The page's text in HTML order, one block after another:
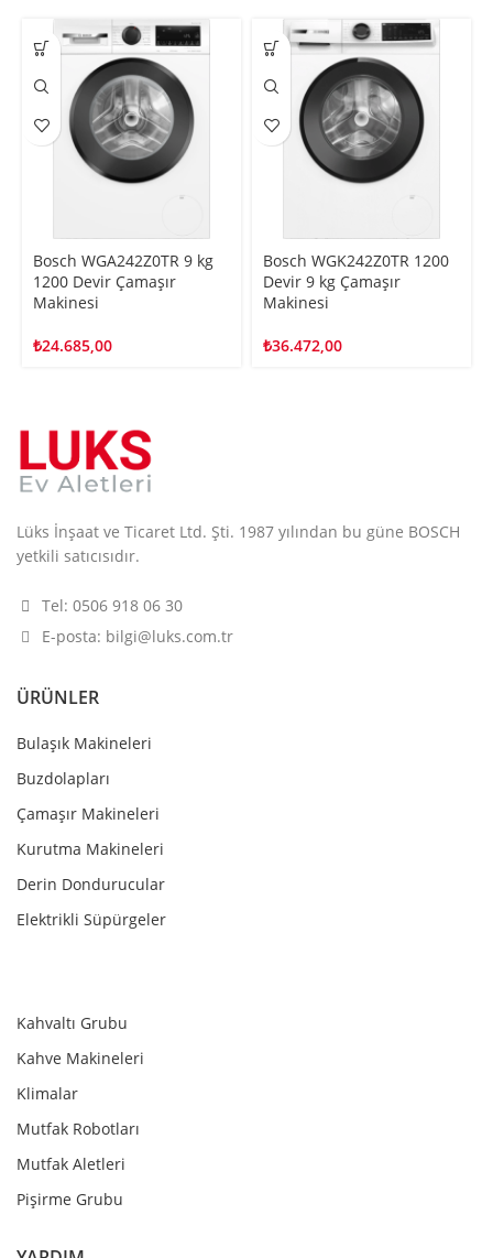
Bosch WGA242Z0TR 9 kg
1200 Devir Çamaşır
Makinesi
₺24.685,00
Bosch WGK242Z0TR 1200
Devir 9 kg Çamaşır
Makinesi
₺36.472,00
Lüks İnşaat ve Ticaret Ltd. Şti. 1987 yılından bu güne BOSCH
yetkili satıcısıdır.
Tel: 0506 918 06 30
E-posta: bilgi@luks.com.tr
ÜRÜNLER
Bulaşık Makineleri
Buzdolapları
Çamaşır Makineleri
Kurutma Makineleri
Derin Dondurucular
Elektrikli Süpürgeler
Kahvaltı Grubu
Kahve Makineleri
Klimalar
Mutfak Robotları
Mutfak Aletleri
Pişirme Grubu